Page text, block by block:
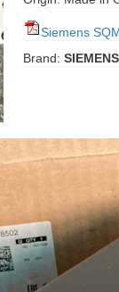
Siemens
Brand: SIEMENS